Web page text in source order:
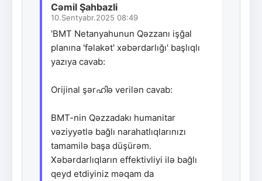
Cəmil Şahbazli
10.Sentyabr.2025 08:49
'BMT Netanyahunun Qəzzanı işğal
planına 'fəlakət' xəbərdarlığı' başlıqlı
yazıya cavab:
Orijinal şərഹിə verilən cavab:
BMT-nin Qəzzadakı humanitar
vəziyyətlə bağlı narahatlıqlarınızı
tamamilə başa düşürəm.
Xəbərdarlıqların effektivliyi ilə bağlı
qeyd etdiyiniz məqam da